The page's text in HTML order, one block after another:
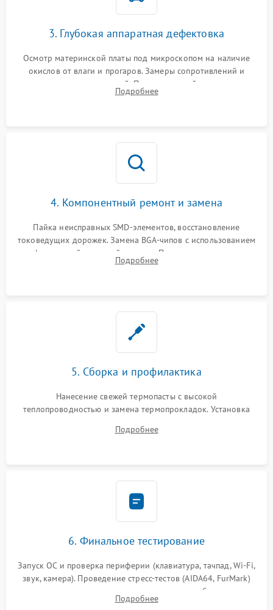
3. Глубокая аппаратная дефектовка
Осмотр материнской платы под микроскопом на наличие
окислов от влаги и прогаров. Замеры сопротивлений и
дежурных напряжений. Проверка цепей питания,
мультиконтроллера, процессора и видеочипа.
Подробнее
4. Компонентный ремонт и замена
Пайка неисправных SMD-элементов, восстановление
токоведущих дорожек. Замена BGA-чипов с использованием
инфракрасной паяльной станции. Прошивка микросхемы
BIOS или замена поврежденных портов USB
Подробнее
5. Сборка и профилактика
Нанесение свежей термопасты с высокой
теплопроводностью и замена термопрокладок. Установка
шлейфов, модулей памяти и накопителей. Предварительная
Подробнее
6. Финальное тестирование
Запуск ОС и проверка периферии (клавиатура, тачпад, Wi-Fi,
звук, камера). Проведение стресс-тестов (AIDA64, FurMark)
для контроля температурного режима и стабильности
системы под пиковой нагрузкой.
Подробнее